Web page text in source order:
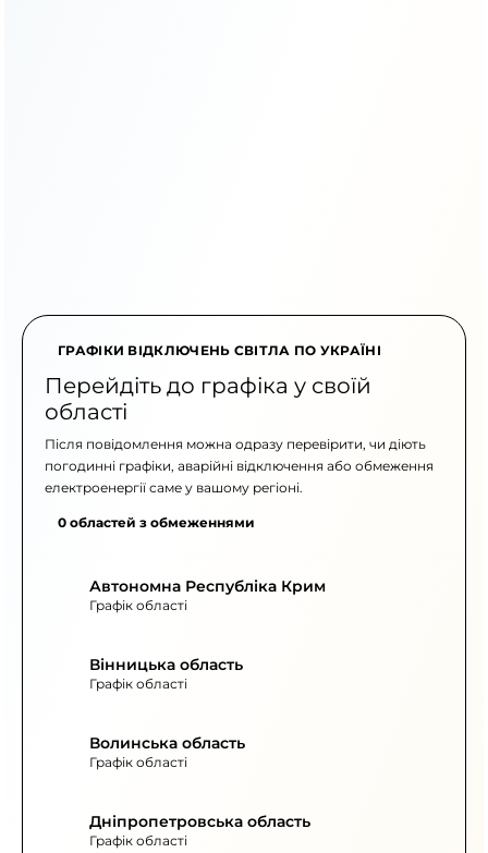
ГРАФІКИ ВІДКЛЮЧЕНЬ СВІТЛА ПО УКРАЇНІ
Перейдіть до графіка у своїй
області
Після повідомлення можна одразу перевірити, чи діють
погодинні графіки, аварійні відключення або обмеження
електроенергії саме у вашому регіоні.
0 областей з обмеженнями
Автономна Республіка Крим
Графік області
Вінницька область
Графік області
Волинська область
Графік області
Дніпропетровська область
Графік області